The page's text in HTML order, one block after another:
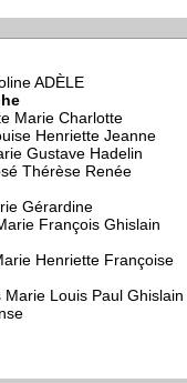
ADÈLE
Marie Charlotte
Henriette Jeanne
Gustave Hadelin
Thérèse Renée
Gérardine
François Ghislain
Henriette Françoise
Louis Paul Ghislain